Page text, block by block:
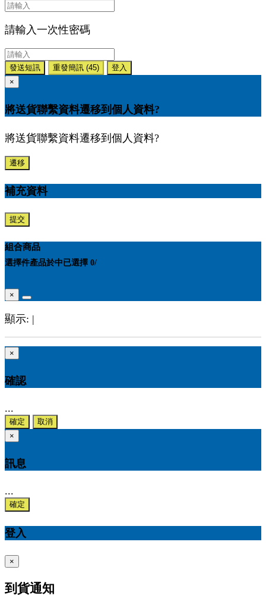
請輸入一次性密碼
發送短訊 重發簡訊 (45)
登入
×
將送貨聯繫資料遷移到個人資料?
將送貨聯繫資料遷移到個人資料?
遷移
補充資料
提交
組合商品
選擇件產品於中已選擇 0/
×
顯示: |
×
確認
...
確定
取消
×
訊息
...
確定
登入
×
到貨通知